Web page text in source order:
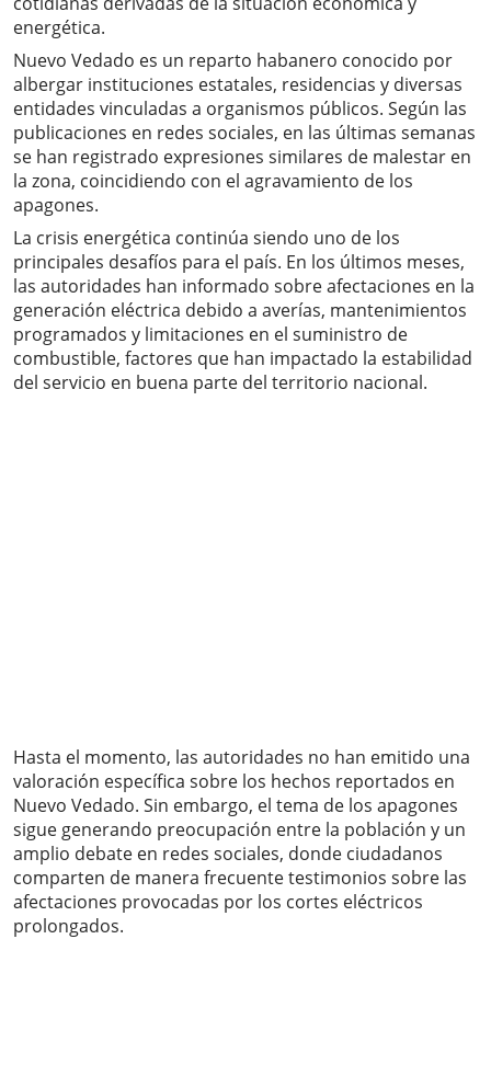
energética.
Nuevo Vedado es un reparto habanero conocido por
albergar instituciones estatales, residencias y diversas
entidades vinculadas a organismos públicos. Según las
publicaciones en redes sociales, en las últimas semanas
se han registrado expresiones similares de malestar en
la zona, coincidiendo con el agravamiento de los
apagones.
La crisis energética continúa siendo uno de los
principales desafíos para el país. En los últimos meses,
las autoridades han informado sobre afectaciones en la
generación eléctrica debido a averías, mantenimientos
programados y limitaciones en el suministro de
combustible, factores que han impactado la estabilidad
del servicio en buena parte del territorio nacional.
Hasta el momento, las autoridades no han emitido una
valoración específica sobre los hechos reportados en
Nuevo Vedado. Sin embargo, el tema de los apagones
sigue generando preocupación entre la población y un
amplio debate en redes sociales, donde ciudadanos
comparten de manera frecuente testimonios sobre las
afectaciones provocadas por los cortes eléctricos
prolongados.